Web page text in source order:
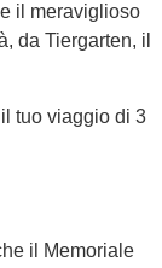
il meraviglioso
da Tiergarten, il
tuo viaggio di 3
il Memoriale